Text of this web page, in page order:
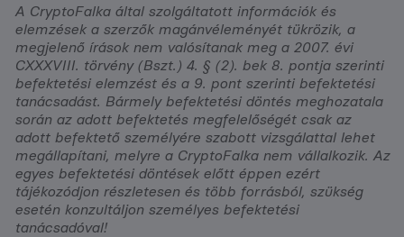
A CryptoFalka által szolgáltatott információk és
elemzések a szerzők magánvéleményét tükrözik, a
megjelenő írások nem valósítanak meg a 2007. évi
CXXXVIII. törvény (Bszt.) 4. § (2). bek 8. pontja szerinti
befektetési elemzést és a 9. pont szerinti befektetési
tanácsadást. Bármely befektetési döntés meghozatala
során az adott befektetés megfelelőségét csak az
adott befektető személyére szabott vizsgálattal lehet
megállapítani, melyre a CryptoFalka nem vállalkozik. Az
egyes befektetési döntések előtt éppen ezért
tájékozódjon részletesen és több forrásból, szükség
esetén konzultáljon személyes befektetési
tanácsadóval!